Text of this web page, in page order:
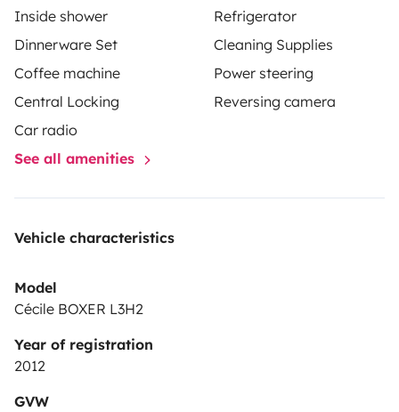
bel espace intérieur, ce fourgon reste très agréable à
conduire et facile à stationner grâce à sa caméra de
recul. Il est idéal aussi bien pour un road trip improvisé
que pour de longues vacances, en offrant le parfait
équilibre entre mobilité, confort et évasion.
Inside shower
Refrigerator
Dinnerware Set
Cleaning Supplies
Coffee machine
Power steering
Central Locking
Reversing camera
Car radio
See all amenities
Vehicle characteristics
Model
Cécile BOXER L3H2
Year of registration
2012
GVW